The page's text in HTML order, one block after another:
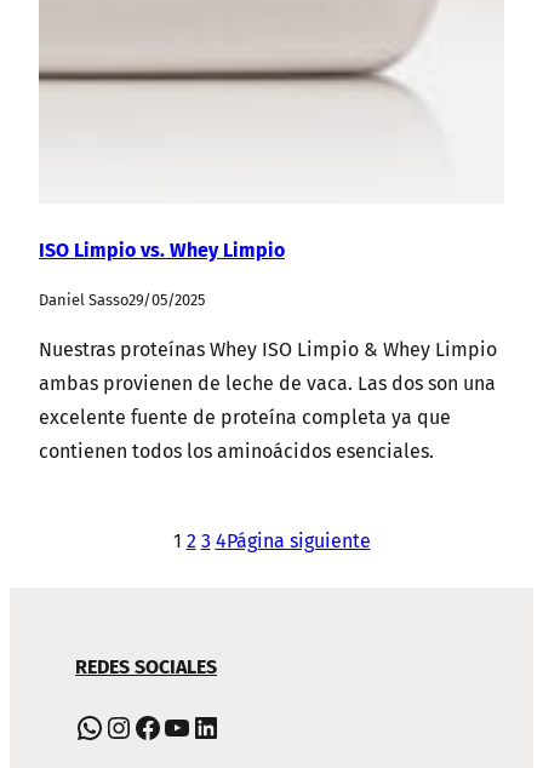
ISO Limpio vs. Whey Limpio
Daniel Sasso29/05/2025
Nuestras proteínas Whey ISO Limpio & Whey Limpio
ambas provienen de leche de vaca. Las dos son una
excelente fuente de proteína completa ya que
contienen todos los aminoácidos esenciales.
1 2 3 4Página siguiente
DE
PIE
DE
REDES SOCIALES
WhatsApp Instagram Facebook YouTube LinkedIn